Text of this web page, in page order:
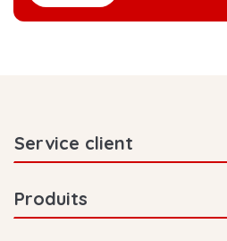
Service client
Produits